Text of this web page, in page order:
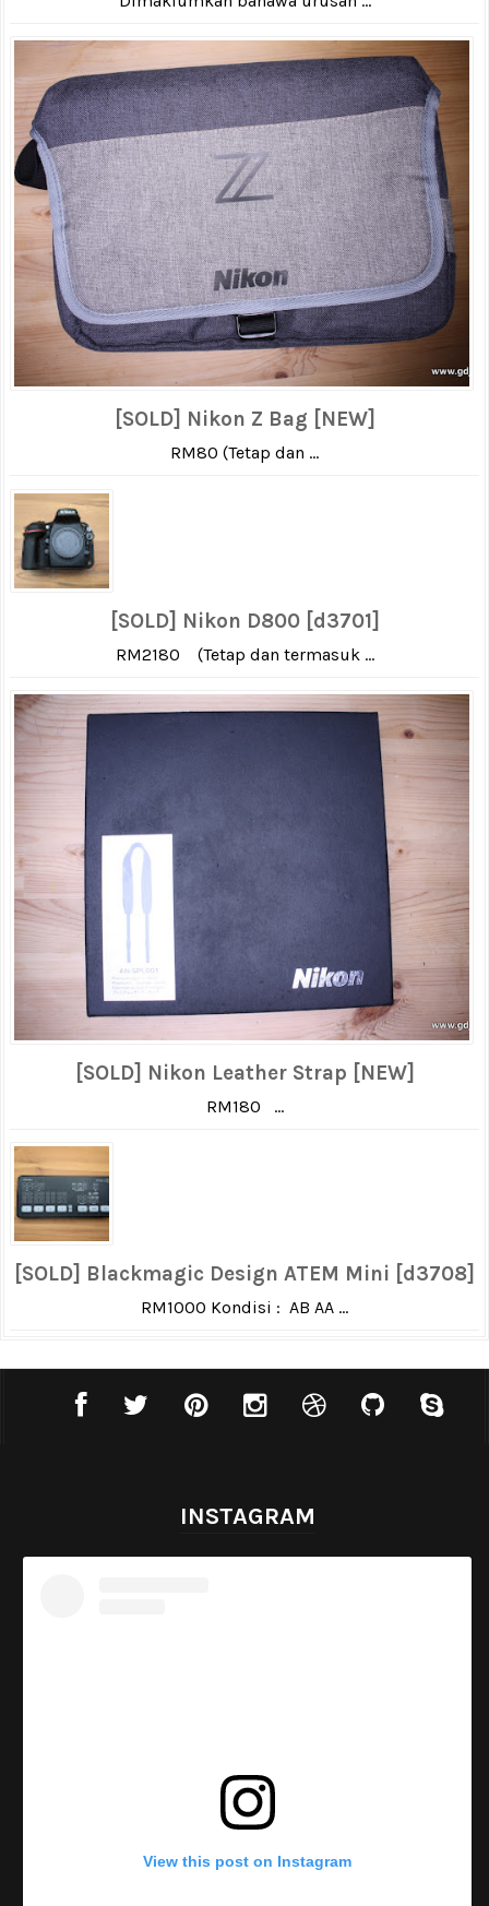
[SOLD] Nikon Z Bag [NEW]
RM80 (Tetap dan ...
[SOLD] Nikon D800 [d3701]
RM2180 (Tetap dan termasuk ...
[SOLD] Nikon Leather Strap [NEW]
RM180 ...
[SOLD] Blackmagic Design ATEM Mini [d3708]
RM1000 Kondisi : AB AA ...
INSTAGRAM
View this post on Instagram